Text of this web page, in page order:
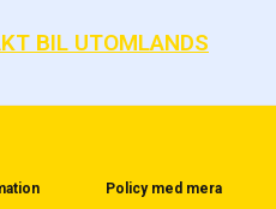
BIL UTOMLANDS
Policy med mera